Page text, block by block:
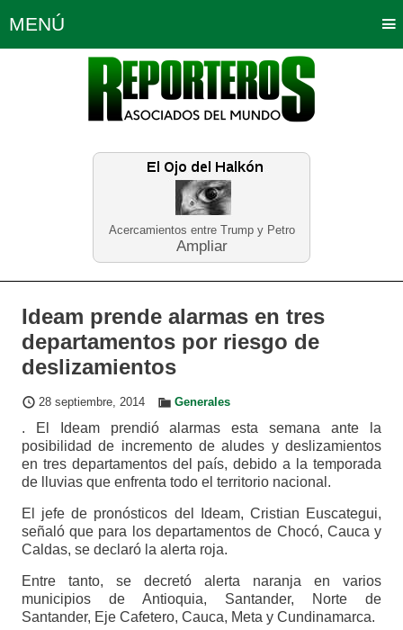
Acercamientos entre Trump y Petro
Ampliar
MENÚ
Política Opinión Bogotá
Planeta Tierra Deportes
Educación Neira
Ideam prende alarmas en tres
departamentos por riesgo de
deslizamientos
28 septiembre, 2014 Generales
. El Ideam prendió alarmas esta semana ante la
posibilidad de incremento de aludes y deslizamientos
en tres departamentos del país, debido a la temporada
de lluvias que enfrenta todo el territorio nacional.
El jefe de pronósticos del Ideam, Cristian Euscategui,
señaló que para los departamentos de Chocó, Cauca y
Caldas, se declaró la alerta roja.
Entre tanto, se decretó alerta naranja en varios
municipios de Antioquia, Santander, Norte de
Santander, Eje Cafetero, Cauca, Meta y Cundinamarca.